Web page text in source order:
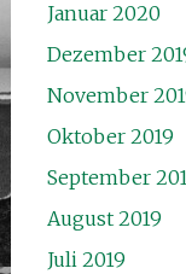
Januar 2020
Dezember
November
Oktober 2019
September
August 2019
Juli 2019